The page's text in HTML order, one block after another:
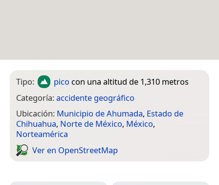
Tipo: pico con una altitud de 1,310 metros
Categoría:accidente geográfico
Ubicación: Municipio de Ahumada, Estado de
Chihuahua, Norte de México, México,
Norteamérica
Ver en Open­Street­Map